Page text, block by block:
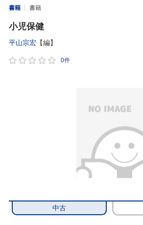
書籍 書籍
小児保健
平山宗宏 【編】
0件
中古